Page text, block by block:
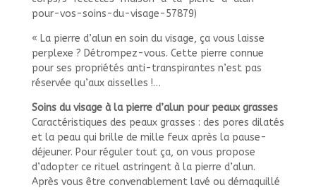
pour-vos-soins-du-visage-57879)
« La pierre d’alun en soin du visage, ça vous laisse
perplexe ? Détrompez-vous. Cette pierre connue
pour ses propriétés anti-transpirantes n’est pas
réservée qu’aux aisselles !…
Soins du visage à la pierre d’alun pour peaux grasses
Caractéristiques des peaux grasses : des pores dilatés
et la peau qui brille de mille feux après la pause-
déjeuner. Pour réguler tout ça, on vous propose
d’adopter ce rituel astringent à la pierre d’alun.
Après vous être convenablement lavé ou démaquillé